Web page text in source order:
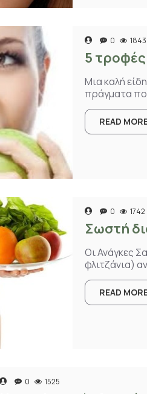
0 1843
5
Μια καλή
πράγματα
READ
0 1742
Σωστή
Οι Ανάγκες
φλιτζάνια)
READ
0 1525